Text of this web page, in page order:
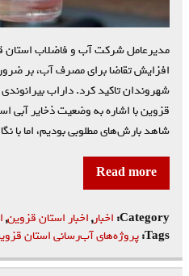
مدیرعامل شرکت آب و فاضلاب استان
افزایش تقاضا برای مصرف آب، بر
شهروندان تاکید کرد. داراب
قزوین با اشاره به وضعیت ذخایر آبی
شاهد بارش‌های مطلوبی بودیم، اما با
Read more
Category: اخبار,اخبار استان قزوین,
Tags: پروژه‌های آب‌رسانی استان